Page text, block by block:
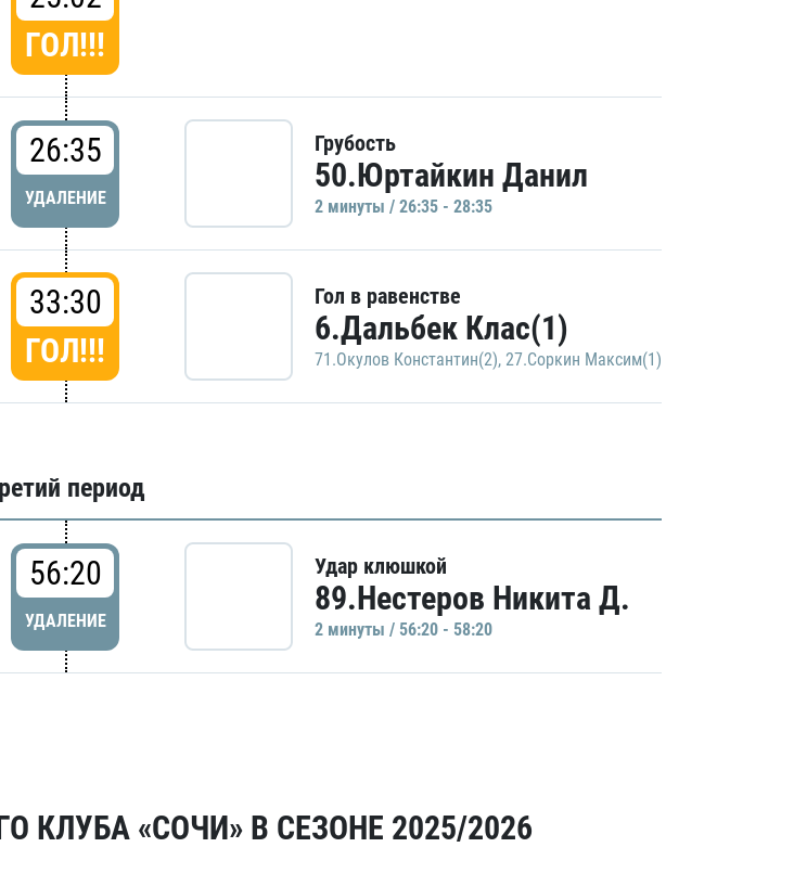
ГОЛ!!!
26:35
УДАЛЕНИЕ
Грубость
50.Юртайкин Данил
2 минуты / 26:35 - 28:35
33:30
ГОЛ!!!
Гол в равенстве
6.Дальбек Клас(1)
71.Окулов Константин(2), 27.Соркин Максим(1)
период
56:20
УДАЛЕНИЕ
Удар клюшкой
89.Нестеров Никита Д.
2 минуты / 56:20 - 58:20
«СОЧИ» В СЕЗОНЕ 2025/2026